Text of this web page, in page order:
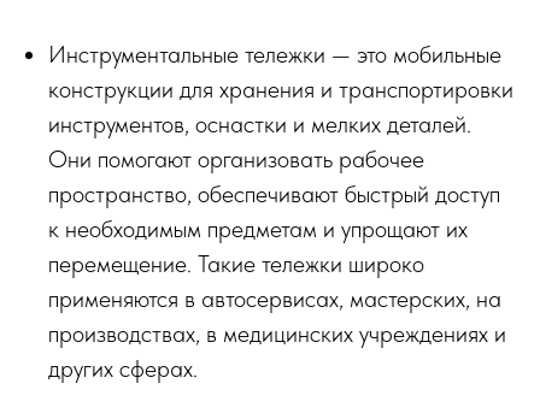
Инструментальные тележки — это мобильные
конструкции для хранения и транспортировки
инструментов, оснастки и мелких деталей.
Они помогают организовать рабочее
пространство, обеспечивают быстрый доступ
к необходимым предметам и упрощают их
перемещение. Такие тележки широко
применяются в автосервисах, мастерских, на
производствах, в медицинских учреждениях и
других сферах.